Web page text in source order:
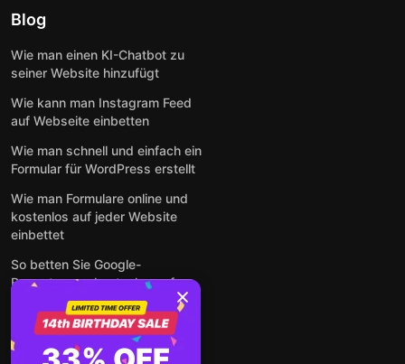
Blog
Wie man einen KI-Chatbot zu
seiner Website hinzufügt
Wie kann man Instagram Feed
auf Webseite einbetten
Wie man schnell und einfach ein
Formular für WordPress erstellt
Wie man Formulare online und
kostenlos auf jeder Website
einbettet
So betten Sie Google-
Bewertungen kostenlos auf
einer Website ein
Alle Beiträge anzeigen